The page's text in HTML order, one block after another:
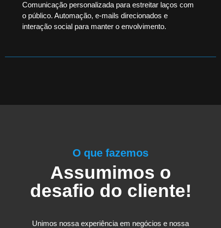
Comunicação personalizada para estreitar laços com
o público. Automação, e-mails direcionados e
interação social para manter o envolvimento.
O que fazemos
Assumimos o
desafio do cliente!
Unimos nossa experiência em negócios e nossa